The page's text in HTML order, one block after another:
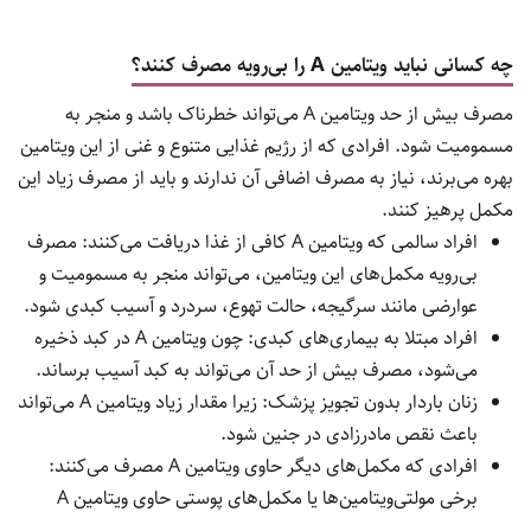
چه کسانی نباید ویتامین A را بی‌رویه مصرف کنند؟
مصرف بیش از حد ویتامین A می‌تواند خطرناک باشد و منجر به
مسمومیت شود. افرادی که از رژیم غذایی متنوع و غنی از این ویتامین
بهره می‌برند، نیاز به مصرف اضافی آن ندارند و باید از مصرف زیاد این
مکمل پرهیز کنند.
افراد سالمی که ویتامین A کافی از غذا دریافت می‌کنند: مصرف
بی‌رویه مکمل‌های این ویتامین، می‌تواند منجر به مسمومیت و
عوارضی مانند سرگیجه، حالت تهوع، سردرد و آسیب کبدی شود.
افراد مبتلا به بیماری‌های کبدی: چون ویتامین A در کبد ذخیره
می‌شود، مصرف بیش از حد آن می‌تواند به کبد آسیب برساند.
زنان باردار بدون تجویز پزشک: زیرا مقدار زیاد ویتامین A می‌تواند
باعث نقص مادرزادی در جنین شود.
افرادی که مکمل‌های دیگر حاوی ویتامین A مصرف می‌کنند:
برخی مولتی‌ویتامین‌ها یا مکمل‌های پوستی حاوی ویتامین A